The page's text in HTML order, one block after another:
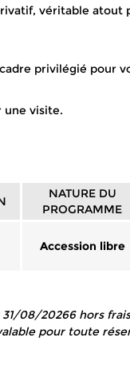
véritable
privilégié pour
une visite.
NATURE DU
PROGRAMME
Accession libre
08/20266 hors
pour toute